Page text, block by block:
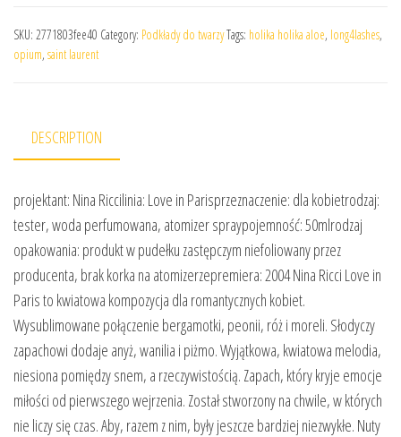
SKU: 2771803fee40 Category: Podkłady do twarzyTags: holika holika aloe, long4lashes,
opium, saint laurent
DESCRIPTION
projektant: Nina Riccilinia: Love in Parisprzeznaczenie: dla kobietrodzaj:
tester, woda perfumowana, atomizer spraypojemność: 50mlrodzaj
opakowania: produkt w pudełku zastępczym niefoliowany przez
producenta, brak korka na atomizerzepremiera: 2004 Nina Ricci Love in
Paris to kwiatowa kompozycja dla romantycznych kobiet.
Wysublimowane połączenie bergamotki, peonii, róż i moreli. Słodyczy
zapachowi dodaje anyż, wanilia i piżmo. Wyjątkowa, kwiatowa melodia,
niesiona pomiędzy snem, a rzeczywistością. Zapach, który kryje emocje
miłości od pierwszego wejrzenia. Został stworzony na chwile, w których
nie liczy się czas. Aby, razem z nim, były jeszcze bardziej niezwykłe. Nuty